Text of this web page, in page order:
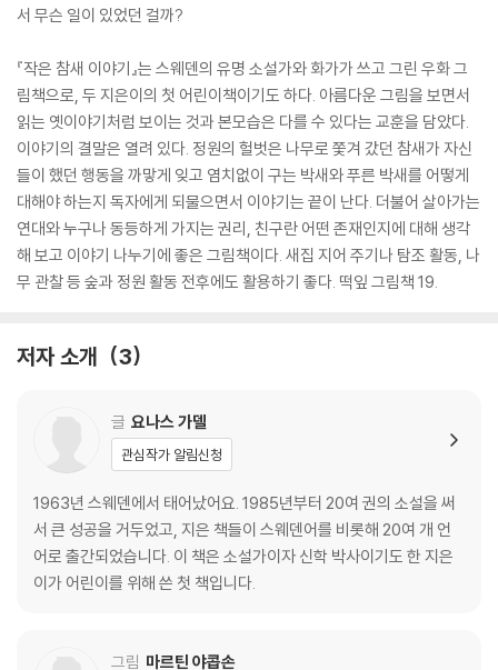
서 무슨 일이 있었던 걸까?
『작은 참새 이야기』는 스웨덴의 유명 소설가와 화가가 쓰고 그린 우화 그
림책으로, 두 지은이의 첫 어린이책이기도 하다. 아름다운 그림을 보면서
읽는 옛이야기처럼 보이는 것과 본모습은 다를 수 있다는 교훈을 담았다.
이야기의 결말은 열려 있다. 정원의 헐벗은 나무로 쫓겨 갔던 참새가 자신
들이 했던 행동을 까맣게 잊고 염치없이 구는 박새와 푸른 박새를 어떻게
대해야 하는지 독자에게 되물으면서 이야기는 끝이 난다. 더불어 살아가는
연대와 누구나 동등하게 가지는 권리, 친구란 어떤 존재인지에 대해 생각
해 보고 이야기 나누기에 좋은 그림책이다. 새집 지어 주기나 탐조 활동, 나
무 관찰 등 숲과 정원 활동 전후에도 활용하기 좋다. 떡잎 그림책 19.
저자 소개 3
글 요나스 가델
관심작가 알림신청
1963년 스웨덴에서 태어났어요. 1985년부터 20여 권의 소설을 써
서 큰 성공을 거두었고, 지은 책들이 스웨덴어를 비롯해 20여 개 언
어로 출간되었습니다. 이 책은 소설가이자 신학 박사이기도 한 지은
이가 어린이를 위해 쓴 첫 책입니다.
그림 마르틴 야콥손